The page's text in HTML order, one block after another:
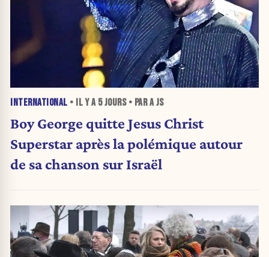
INTERNATIONAL • IL Y A 5 JOURS• PAR A JS
Boy George quitte Jesus Christ
Superstar après la polémique autour
de sa chanson sur Israël